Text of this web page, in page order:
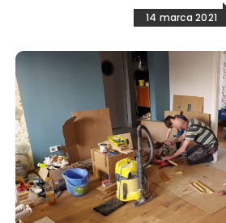
14 marca 2021